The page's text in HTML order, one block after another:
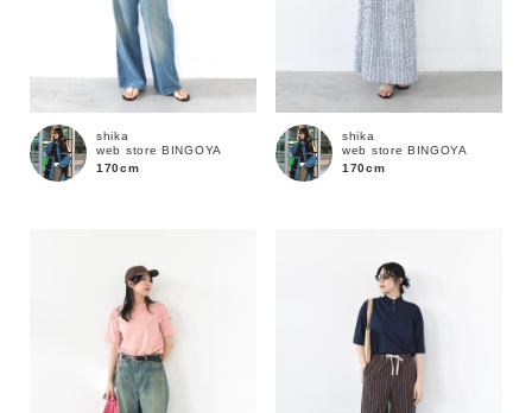
shika
web store BINGOYA
170cm
shika
web store BINGOYA
170cm